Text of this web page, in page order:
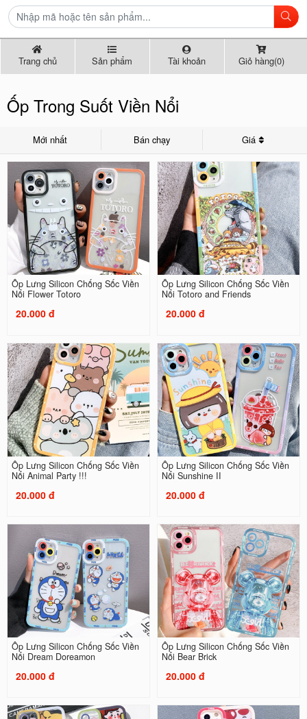
Trang chủ Sản phẩm Tài khoản Giỏ hàng(0)
Ốp Trong Suốt Viền Nổi
Mới nhất Bán chạy Giá
Ốp Lưng Silicon Chống Sốc Viền
Nổi Flower Totoro
20.000 đ
Ốp Lưng Silicon Chống Sốc Viền
Nổi Totoro and Friends
20.000 đ
Ốp Lưng Silicon Chống Sốc Viền
Nổi Animal Party !!!
20.000 đ
Ốp Lưng Silicon Chống Sốc Viền
Nổi Sunshine II
20.000 đ
Ốp Lưng Silicon Chống Sốc Viền
Nổi Dream Doreamon
20.000 đ
Ốp Lưng Silicon Chống Sốc Viền
Nổi Bear Brick
20.000 đ